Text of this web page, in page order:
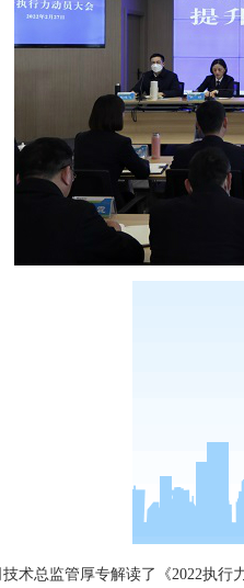
总监管厚专解读了《2022执行力